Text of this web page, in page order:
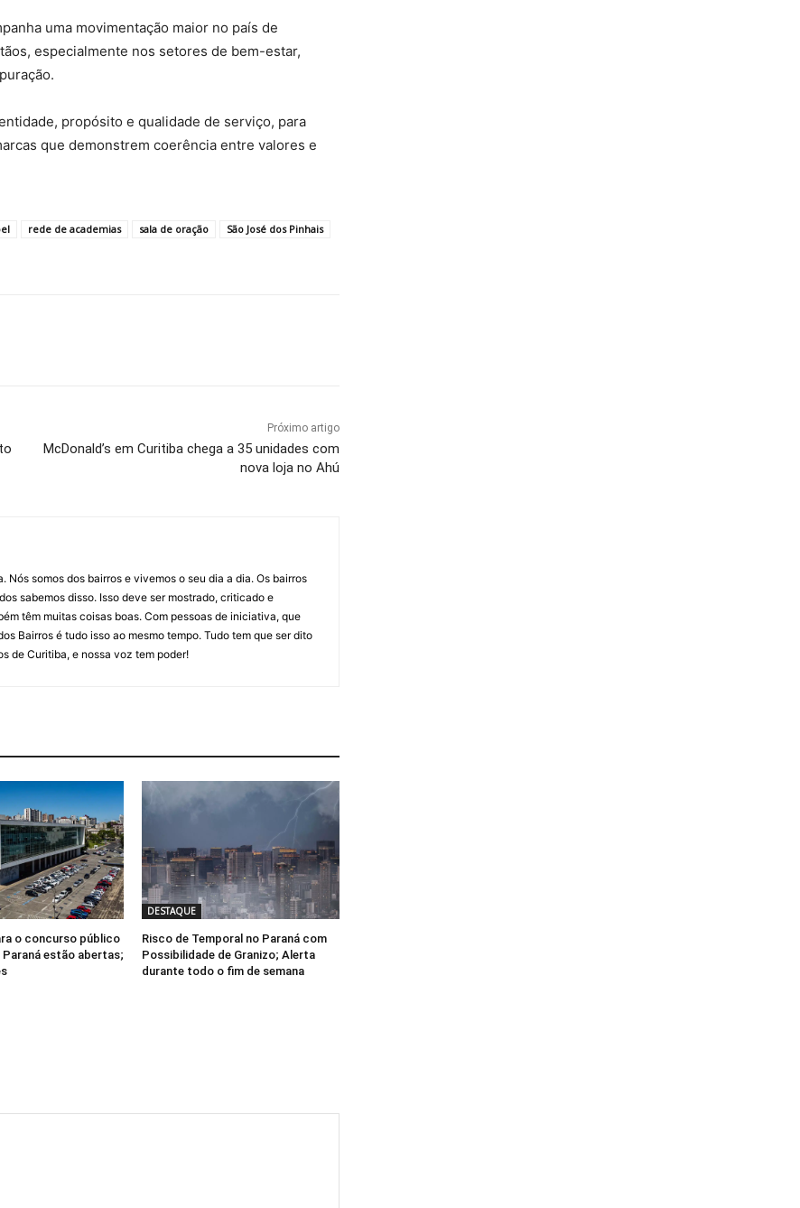
uma movimentação maior no país de
especialmente nos setores de bem-estar,
propósito e qualidade de serviço, para
que demonstrem coerência entre valores e
rede de academias sala de oração
São José dos Pinhais
Próximo artigo
McDonald’s em Curitiba chega a 35 unidades com
nova loja no Ahú
Nós somos dos bairros e vivemos o seu dia a dia. Os bairros
sabemos disso. Isso deve ser mostrado, criticado e
têm muitas coisas boas. Com pessoas de iniciativa, que
Bairros é tudo isso ao mesmo tempo. Tudo tem que ser dito
de Curitiba, e nossa voz tem poder!
o concurso público
estão abertas;
DESTAQUE
Risco de Temporal no Paraná com
Possibilidade de Granizo; Alerta
durante todo o fim de semana